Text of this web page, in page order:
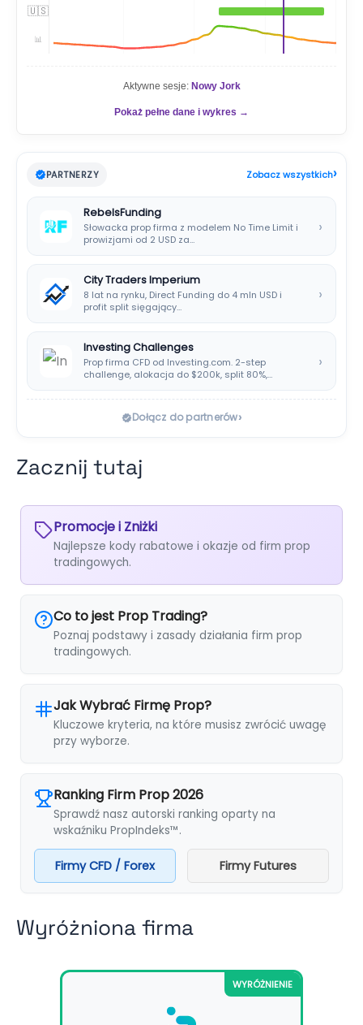
🇺🇸
📊
Aktywne sesje: Nowy Jork
Pokaż pełne dane i wykres →
PARTNERZY Zobacz wszystkich›
RebelsFunding
Słowacka prop firma z modelem No Time Limit i
prowizjami od 2 USD za…
›
City Traders Imperium
8 lat na rynku, Direct Funding do 4 mln USD i
profit split sięgający…
›
Investing Challenges
Prop firma CFD od Investing.com. 2-step
challenge, alokacja do $200k, split 80%,
›
Dołącz do partnerów›
Zacznij tutaj
Promocje i Zniżki
Najlepsze kody rabatowe i okazje od firm prop
tradingowych.
Co to jest Prop Trading?
Poznaj podstawy i zasady działania firm prop
tradingowych.
Jak Wybrać Firmę Prop?
Kluczowe kryteria, na które musisz zwrócić uwagę
przy wyborze.
Ranking Firm Prop 2026
Sprawdź nasz autorski ranking oparty na
wskaźniku PropIndeks™.
Firmy CFD / Forex Firmy Futures
Wyróżniona firma
WYRÓŻNIENIE